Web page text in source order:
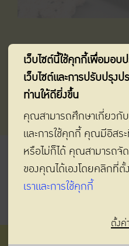
บริษัท ดีเอสจี อินเตอร์เนชั่น
เว็บไซต์นี้ใช้คุกกี้เพื่อมอบ
เว็บไซต์และการปรับปรุง
ท่านให้ดียิ่งขึ้น
คุณสามารถศึกษาเกี่ยวกั
และการใช้คุกกี้ คุณมีอิสร
หรือไม่ก็ได้ คุณสามารถจั
ของคุณได้เองโดยคลิกที่ตั้
เราและการใช้คุกกี้
ตั้งค่